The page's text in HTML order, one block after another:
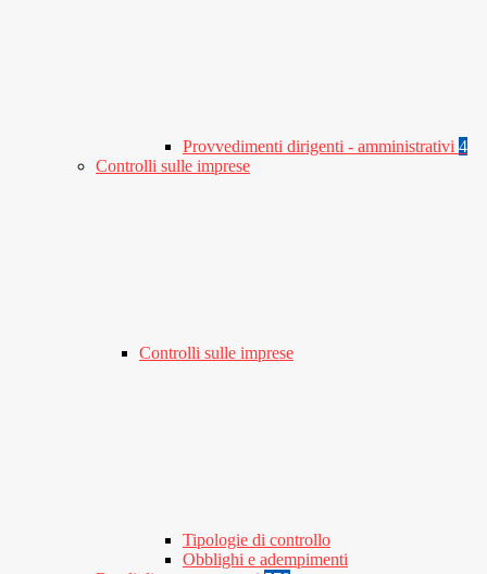
Provvedimenti dirigenti - amministrativi 4
Controlli sulle imprese
Controlli sulle imprese
Tipologie di controllo
Obblighi e adempimenti